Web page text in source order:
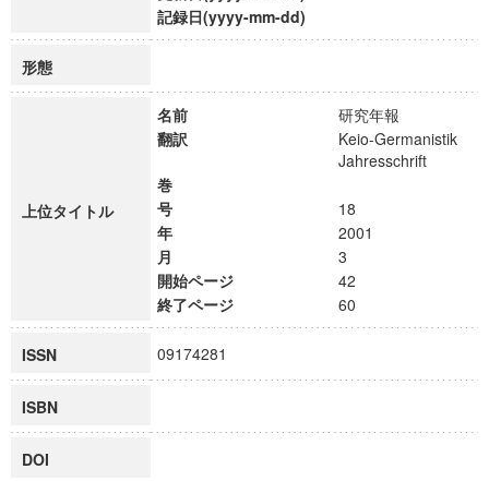
記録日(yyyy-mm-dd)
形態
上位タイトル
名前
研究年報
翻訳
Keio-Germanistik
Jahresschrift
巻
号
18
年
2001
月
3
開始ページ
42
終了ページ
60
ISSN 09174281
ISBN
DOI